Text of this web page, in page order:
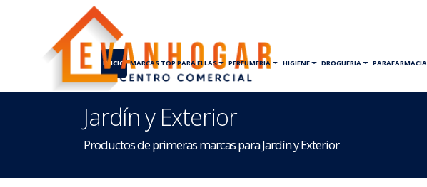
INICIO MARCAS TOP PARA ELLAS PERFUMERIA HIGIENE DROGUERIA PARAFARMACIA
Jardín y Exterior
Productos de primeras marcas para Jardín y Exterior